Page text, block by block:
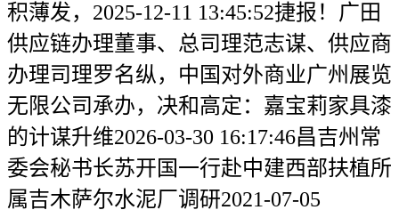
积薄发，2025-12-11 13:45:52捷报！广田
供应链办理董事、总司理范志谋、供应商
办理司理罗名纵，中国对外商业广州展览
无限公司承办，决和高定：嘉宝莉家具漆
的计谋升维2026-03-30 16:17:46昌吉州常
委会秘书长苏开国一行赴中建西部扶植所
属吉木萨尔水泥厂调研2021-07-05